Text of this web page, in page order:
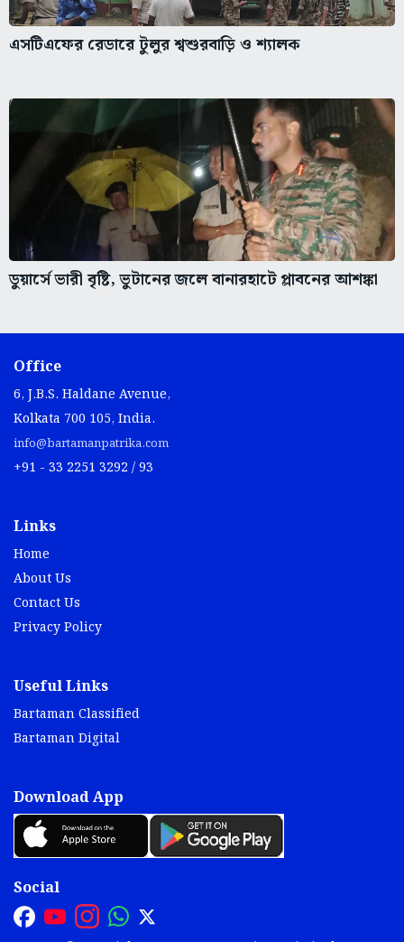
এসটিএফের রেডারে টুলুর শ্বশুরবাড়ি ও শ্যালক
ডুয়ার্সে ভারী বৃষ্টি, ভুটানের জলে বানারহাটে প্লাবনের আশঙ্কা
Office
6, J.B.S. Haldane Avenue,
Kolkata 700 105, India.
info@bartamanpatrika.com
+91 - 33 2251 3292 / 93
Links
Home
About Us
Contact Us
Privacy Policy
Useful Links
Bartaman Classified
Bartaman Digital
Download App
Social